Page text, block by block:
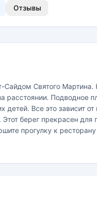
Отзывы
Святого Мартина.
Подводное
Все это зависит
берег прекрасен для
прогулку к